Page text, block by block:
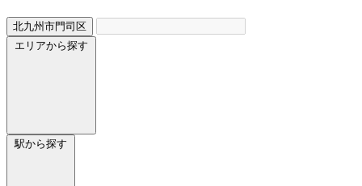
北九州市門司区
エリアから探す
駅から探す